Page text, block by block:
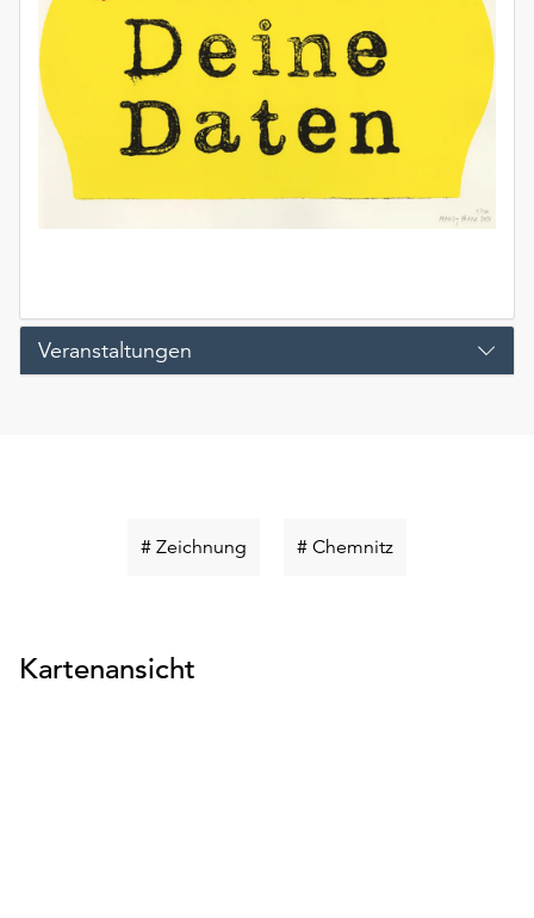
Veranstaltungen
# Zeichnung Schlüsselwort
# ChemnitzSchlüsselwort
Kartenansicht